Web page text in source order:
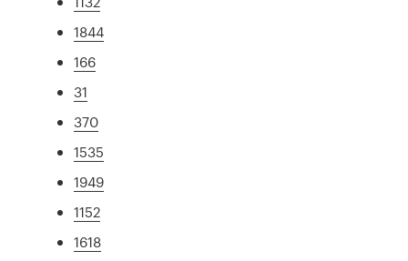
1844
166
31
370
1535
1949
1152
1618